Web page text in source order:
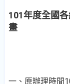
101年度全國
畫
一、原辦理時間